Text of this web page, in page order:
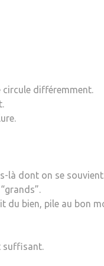
circule différemment.
là dont on se
du bien, pile au bon
suffisant.